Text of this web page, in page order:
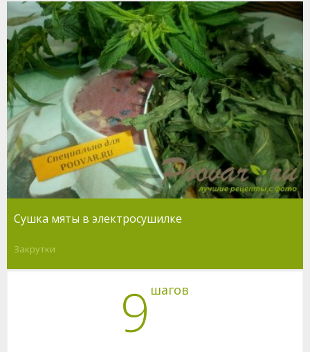
Сушка мяты в электросушилке
Закрутки
9 шагов